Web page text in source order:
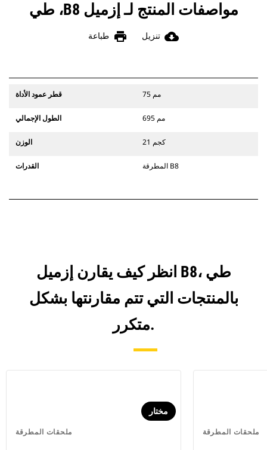
مواصفات المنتج لـ إزميل B8، طي
cloud_download تنزيل print طباعة
قطر عمود الأداة 75 مم
الطول الإجمالي 695 مم
الوزن 21 كجم
القدرات المطرقة B8
انظر كيف يقارن إزميل B8، طي
بالمنتجات التي تتم مقارنتها بشكل
متكرر.
ملحقات المطرقة
مختار
ملحقات المطرقة